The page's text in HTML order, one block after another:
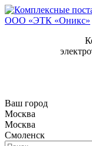
Ваш город
Москва
Москва
Смоленск